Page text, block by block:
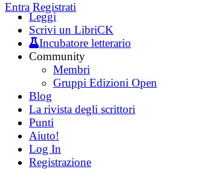
Entra Registrati
Leggi
Scrivi un LibriCK
Incubatore letterario
Community
Membri
Gruppi Edizioni Open
Blog
La rivista degli scrittori
Punti
Aiuto!
Log In
Registrazione